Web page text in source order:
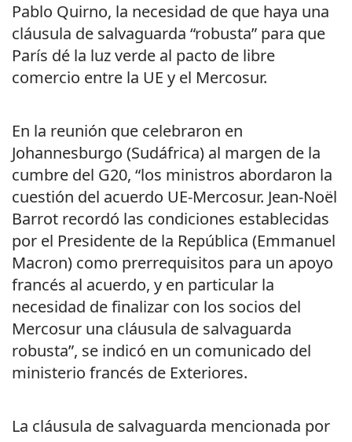
Pablo Quirno, la necesidad de que haya una
cláusula de salvaguarda “robusta” para que
París dé la luz verde al pacto de libre
comercio entre la UE y el Mercosur.
En la reunión que celebraron en
Johannesburgo (Sudáfrica) al margen de la
cumbre del G20, “los ministros abordaron la
cuestión del acuerdo UE-Mercosur. Jean-Noël
Barrot recordó las condiciones establecidas
por el Presidente de la República (Emmanuel
Macron) como prerrequisitos para un apoyo
francés al acuerdo, y en particular la
necesidad de finalizar con los socios del
Mercosur una cláusula de salvaguarda
robusta”, se indicó en un comunicado del
ministerio francés de Exteriores.
La cláusula de salvaguarda mencionada por